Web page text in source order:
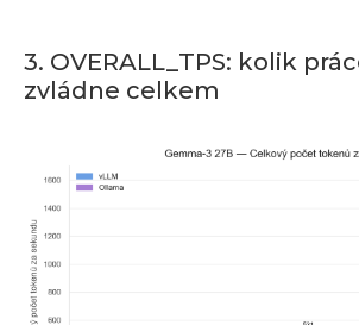
3. OVERALL_TPS: kolik
zvládne celkem